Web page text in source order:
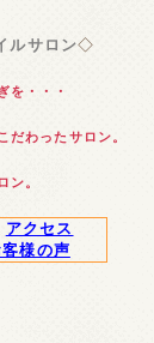
ルサロン◇
を・・・
だわったサロン。
ン。
アクセス
客様の声